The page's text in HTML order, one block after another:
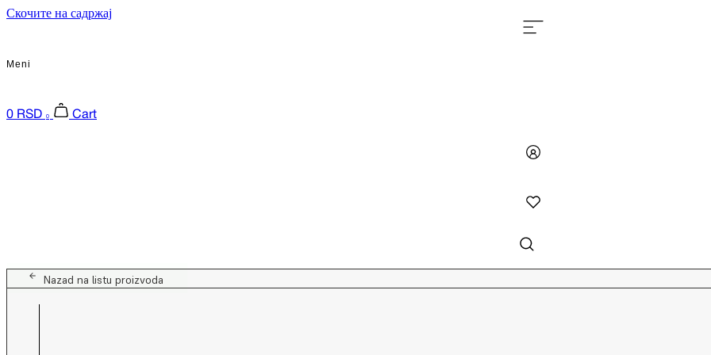
Скочите на садржај
Meni
0 RSD 0 Cart
Nazad na listu proizvoda